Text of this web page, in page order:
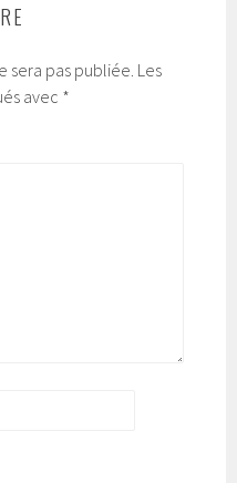
sera pas publiée. Les
avec *